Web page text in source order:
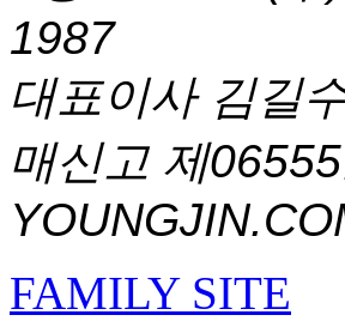
1987
대표이사 김길
매신고 제
FAMILY SITE